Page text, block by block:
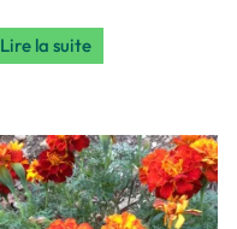
Lire la suite